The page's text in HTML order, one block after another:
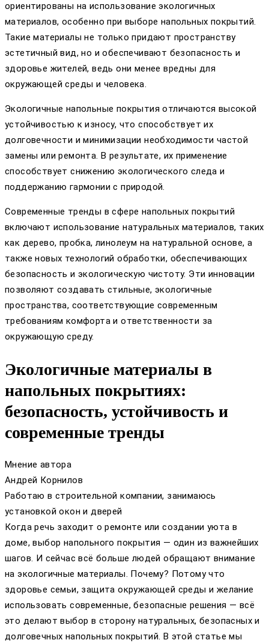
ориентированы на использование экологичных
материалов, особенно при выборе напольных покрытий.
Такие материалы не только придают пространству
эстетичный вид, но и обеспечивают безопасность и
здоровье жителей, ведь они менее вредны для
окружающей среды и человека.
Экологичные напольные покрытия отличаются высокой
устойчивостью к износу, что способствует их
долговечности и минимизации необходимости частой
замены или ремонта. В результате, их применение
способствует снижению экологического следа и
поддержанию гармонии с природой.
Современные тренды в сфере напольных покрытий
включают использование натуральных материалов, таких
как дерево, пробка, линолеум на натуральной основе, а
также новых технологий обработки, обеспечивающих
безопасность и экологическую чистоту. Эти инновации
позволяют создавать стильные, экологичные
пространства, соответствующие современным
требованиям комфорта и ответственности за
окружающую среду.
Экологичные материалы в
напольных покрытиях:
безопасность, устойчивость и
современные тренды
Мнение автора
Андрей Корнилов
Работаю в строительной компании, занимаюсь
установкой окон и дверей
Когда речь заходит о ремонте или создании уюта в
доме, выбор напольного покрытия — один из важнейших
шагов. И сейчас всё больше людей обращают внимание
на экологичные материалы. Почему? Потому что
здоровье семьи, защита окружающей среды и желание
использовать современные, безопасные решения — всё
это делают выбор в сторону натуральных, безопасных и
долговечных напольных покрытий. В этой статье мы